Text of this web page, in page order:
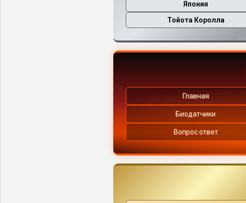
Япония
Тойота Королла
Главная
Биодатчики
Вопрос ответ